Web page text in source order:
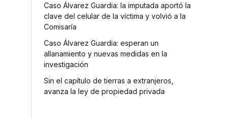
Caso Álvarez Guardia: la imputada aportó la
clave del celular de la víctima y volvió a la
Comisaría
Caso Álvarez Guardia: esperan un
allanamiento y nuevas medidas en la
investigación
Sin el capítulo de tierras a extranjeros,
avanza la ley de propiedad privada